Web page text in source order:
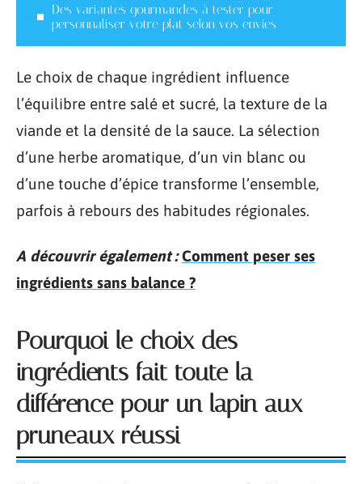
Des variantes gourmandes à tester pour
personnaliser votre plat selon vos envies
Le choix de chaque ingrédient influence
l’équilibre entre salé et sucré, la texture de la
viande et la densité de la sauce. La sélection
d’une herbe aromatique, d’un vin blanc ou
d’une touche d’épice transforme l’ensemble,
parfois à rebours des habitudes régionales.
A découvrir également : Comment peser ses
ingrédients sans balance ?
Pourquoi le choix des
ingrédients fait toute la
différence pour un lapin aux
pruneaux réussi